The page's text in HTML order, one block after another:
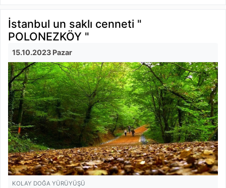
İstanbul un saklı cenneti "
POLONEZKÖY "
15.10.2023 Pazar
KOLAY DOĞA YÜRÜYÜŞÜ